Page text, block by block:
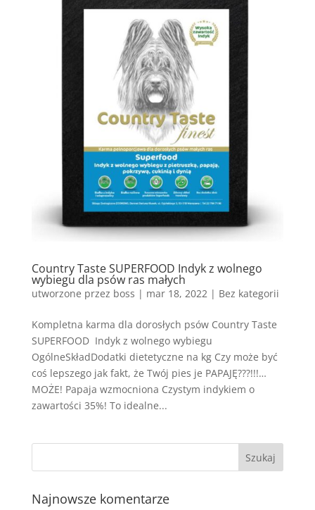
Country Taste SUPERFOOD Indyk z wolnego
wybiegu dla psów ras małych
utworzone przez boss | mar 18, 2022| Bez kategorii
Kompletna karma dla dorosłych psów Country Taste
SUPERFOOD Indyk z wolnego wybiegu
OgólneSkładDodatki dietetyczne na kg Czy może być
coś lepszego jak fakt, że Twój pies je PAPAJĘ???!!!…
MOŻE! Papaja wzmocniona Czystym indykiem o
zawartości 35%! To idealne...
Najnowsze komentarze